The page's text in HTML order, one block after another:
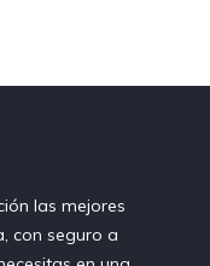
las mejores
con seguro a